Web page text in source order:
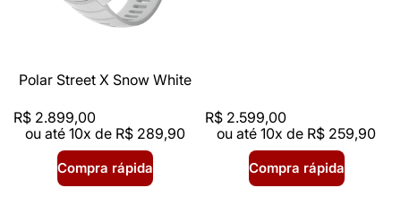
Polar Street X Snow White
R$ 2.899,00
ou até 10x de R$ 289,90
Compra rápida
R$ 2.599,00
ou até 10x de R$ 259,90
Compra rápida